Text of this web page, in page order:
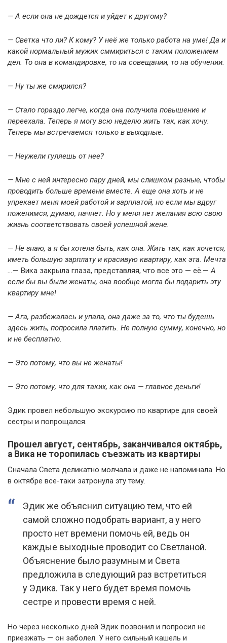
— А если она не дождется и уйдет к другому?
— Светка что ли? К кому? У неё же только работа на уме! Да и
какой нормальный мужик сммириться с таким положением
дел. То она в командировке, то на совещании, то на обучении.
— Ну ты же смирился?
— Стало гораздо легче, когда она получила повышение и
переехала. Теперь я могу всю неделю жить так, как хочу.
Теперь мы встречаемся только в выходные.
— Неужели гуляешь от нее?
— Мне с ней интересно пару дней, мы слишком разные, чтобы
проводить больше времени вместе. А еще она хоть и не
упрекает меня моей работой и зарплатой, но если мы вдруг
поженимся, думаю, начнет. Но у меня нет желания всю свою
жизнь соответствовать своей успешной жене.
— Не знаю, а я бы хотела быть, как она. Жить так, как хочется,
иметь большую зарплату и красивую квартиру, как эта. Мечта
…— Вика закрыла глаза, представляя, что все это — её.—А
если бы вы были женаты, она вообще могла бы подарить эту
квартиру мне!
— Ага, разбежалась и упала, она даже за то, что ты будешь
здесь жить, попросила платить. Не полную сумму, конечно, но
и не бесплатно.
— Это потому, что вы не женаты!
— Это потому, что для таких, как она — главное деньги!
Эдик провел небольшую экскурсию по квартире для своей
сестры и попрощался.
Прошел август, сентябрь, заканчивался октябрь,
а Вика не торопилась съезжать из квартиры
Сначала Света деликатно молчала и даже не напоминала. Но
в октябре все-таки затронула эту тему.
Эдик же объяснил ситуацию тем, что ей
самой сложно подобрать вариант, а у него
просто нет времени помочь ей, ведь он
каждые выходные проводит со Светланой.
Объяснение было разумным и Света
предложила в следующий раз встретиться
у Эдика. Так у него будет время помочь
сестре и провести время с ней.
Но через несколько дней Эдик позвонил и попросил не
приезжать — он заболел. У него сильный кашель и